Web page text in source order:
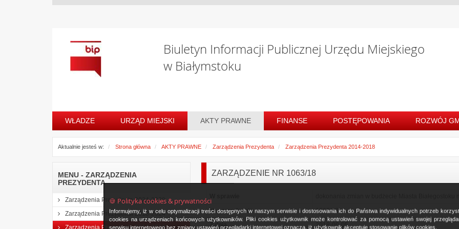
🍪 Polityka cookies & prywatności
Informujemy, iż w celu optymalizacji treści dostępnych w naszym serwisie i dostosowania ich do Państwa indywidualnych potrzeb
cookies na urządzeniach końcowych użytkowników. Pliki cookies użytkownik może kontrolować za pomocą ustawień swojej
serwisu internetowego bez zmiany ustawień przeglądarki internetowej oznacza, iż użytkownik akceptuje stosowanie plików cookies.
Biuletyn Informacji Publicznej Urzędu Miejskiego
w Białymstoku
WŁADZE URZĄD MIEJSKI AKTY PRAWNE FINANSE POSTĘPOWANIA ROZWÓJ
Aktualnie jesteś w: Strona główna AKTY PRAWNE Zarządzenia Prezydenta Zarządzenia Prezydenta 2014-2018
MENU - ZARZĄDZENIA
PREZYDENTA
Zarządzenia Prezydenta 2024-2029
Zarządzenia Prezydenta 2018-2024
Zarządzenia Prezydenta 2014-2018
ZARZĄDZENIE NR 1063/18
Nr zarządzenia
1063/18
Z dnia
2018-09-05